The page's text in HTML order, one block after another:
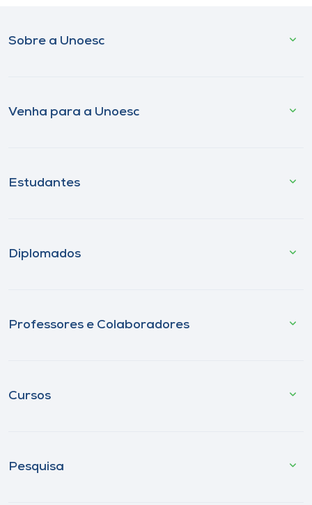
Sobre a Unoesc
Venha para a Unoesc
Estudantes
Diplomados
Professores e Colaboradores
Cursos
Pesquisa